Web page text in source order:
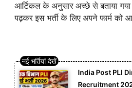
आर्टिकल के अनुसार अच्छे से बताया
पढ़कर इस भर्ती के लिए अपने फार्म
India Post PLI
Recruitment